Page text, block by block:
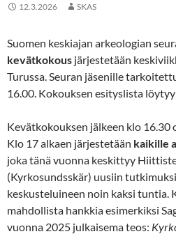
12.3.2026 SKAS
Suomen keskiajan arkeologian
kevätkokous järjestetään
Turussa. Seuran jäsenille
16.00. Kokouksen esityslista löytyy
Kevätkokouksen jälkeen klo 16.30
Klo 17 alkaen järjestetään kaikille
joka tänä vuonna keskittyy
(Kyrkosundsskär) uusiin
keskusteluineen noin kaksi tuntia.
mahdollista hankkia esimerkiksi
vuonna 2025 julkaisema teos: